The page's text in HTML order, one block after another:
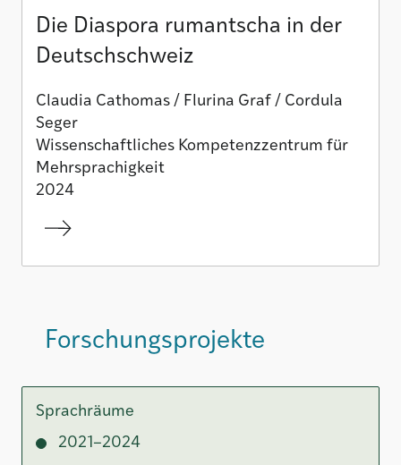
Die Diaspora rumantscha in der
Deutschschweiz
Claudia Cathomas / Flurina Graf / Cordula
Seger
Wissenschaftliches Kompetenzzentrum für
Mehrsprachigkeit
2024
Forschungsprojekte
Sprachräume
2021–2024